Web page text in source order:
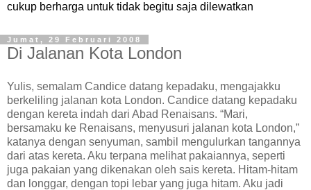
cukup berharga untuk tidak begitu saja dilewatkan
Jumat, 29 Februari 2008
Di Jalanan Kota London
Yulis, semalam Candice datang kepadaku, mengajakku
berkeliling jalanan kota London. Candice datang kepadaku
dengan kereta indah dari Abad Renaisans. “Mari,
bersamaku ke Renaisans, menyusuri jalanan kota London,”
katanya dengan senyuman, sambil mengulurkan tangannya
dari atas kereta. Aku terpana melihat pakaiannya, seperti
juga pakaian yang dikenakan oleh sais kereta. Hitam-hitam
dan longgar, dengan topi lebar yang juga hitam. Aku jadi